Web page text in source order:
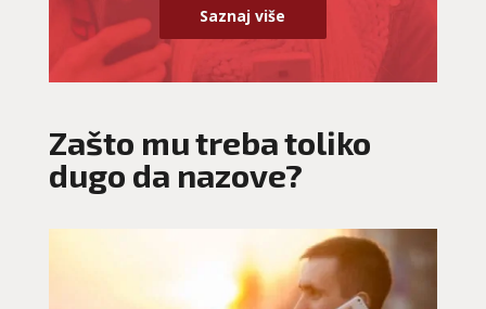
Saznaj više
Zašto mu treba toliko
dugo da nazove?